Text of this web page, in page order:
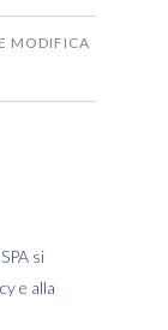
MODIFICA
si
e alla